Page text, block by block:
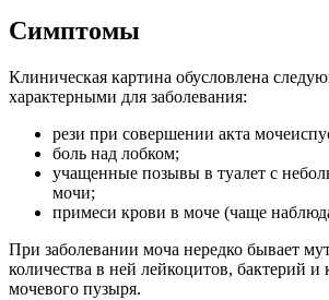
Симптомы
Клиническая картина обусловлена
характерными для заболевания:
рези при совершении акта
боль над лобком;
учащенные позывы в туалет с
мочи;
примеси крови в моче (чаще
При заболевании моча нередко бывает
количества в ней лейкоцитов, бактерий и
мочевого пузыря.